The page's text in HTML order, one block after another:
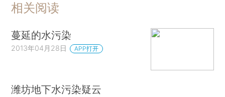
相关阅读
蔓延的水污染
2013年04月28日 APP打开
潍坊地下水污染疑云